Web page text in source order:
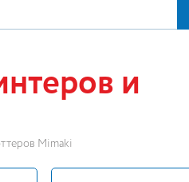
и
Mimaki